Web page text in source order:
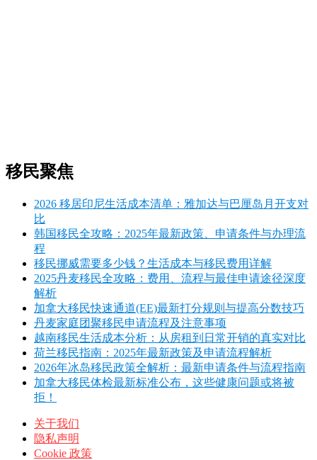
移民聚焦
2026 移居印尼生活成本清单：雅加达与巴厘岛月开支对
比
韩国移民全攻略：2025年最新政策、申请条件与办理流
程
移民挪威需要多少钱？生活成本与移民费用详解
2025丹麦移民全攻略：费用、流程与最佳申请途径深度
解析
加拿大移民快速通道(EE)最新打分规则与提高分数技巧
丹麦家庭团聚移民申请流程及注意事项
越南移民生活成本分析：从房租到日常开销的真实对比
荷兰移民指南：2025年最新政策及申请流程解析
2026年冰岛移民政策全解析：最新申请条件与流程指南
加拿大移民体检最新标准公布，这些健康问题或将被
拒！
关于我们
隐私声明
Cookie 政策